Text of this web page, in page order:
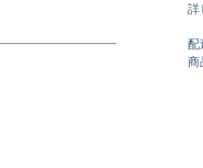
詳
配
商